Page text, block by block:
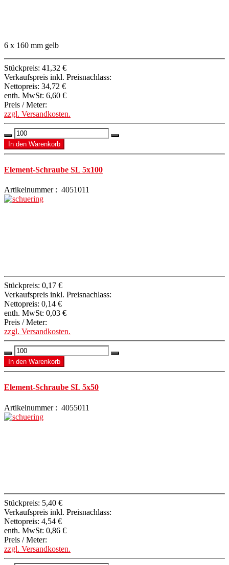
6 x 160 mm gelb
Stückpreis: 41,32 €
Verkaufspreis inkl. Preisnachlass:
Nettopreis: 34,72 €
enth. MwSt: 6,60 €
Preis / Meter:
zzgl. Versandkosten.
Element-Schraube SL 5x100
Artikelnummer : 4051011
Stückpreis: 0,17 €
Verkaufspreis inkl. Preisnachlass:
Nettopreis: 0,14 €
enth. MwSt: 0,03 €
Preis / Meter:
zzgl. Versandkosten.
Element-Schraube SL 5x50
Artikelnummer : 4055011
Stückpreis: 5,40 €
Verkaufspreis inkl. Preisnachlass:
Nettopreis: 4,54 €
enth. MwSt: 0,86 €
Preis / Meter:
zzgl. Versandkosten.